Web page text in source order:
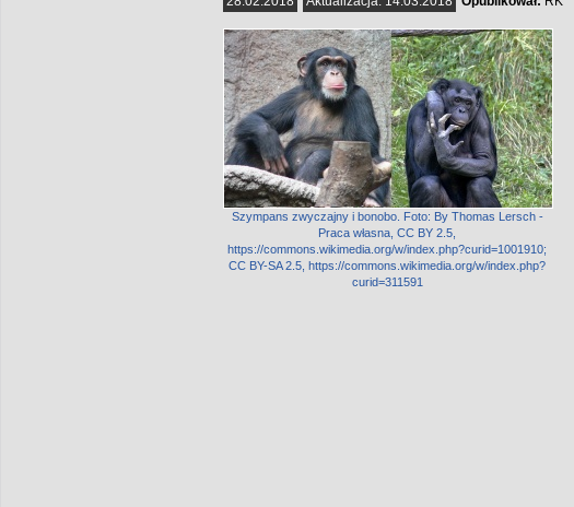
Szympans zwyczajny i bonobo. Foto: By Thomas Lersch -
Praca własna, CC BY 2.5,
https://commons.wikimedia.org/w/index.php?curid=1001910;
CC BY-SA 2.5, https://commons.wikimedia.org/w/index.php?
curid=311591